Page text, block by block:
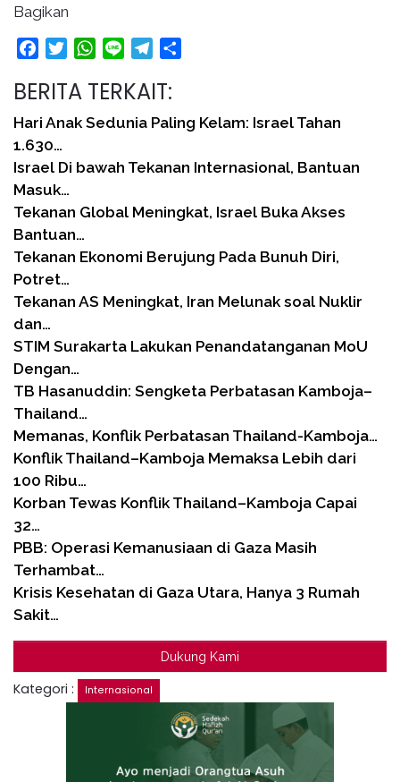
Bagikan
FacebookTwitterWhatsApp
Line Telegram
BERITA TERKAIT:
Hari Anak Sedunia Paling Kelam: Israel Tahan
1.630…
Israel Di bawah Tekanan Internasional, Bantuan
Masuk…
Tekanan Global Meningkat, Israel Buka Akses
Bantuan…
Tekanan Ekonomi Berujung Pada Bunuh Diri,
Potret…
Tekanan AS Meningkat, Iran Melunak soal Nuklir
dan…
STIM Surakarta Lakukan Penandatanganan MoU
Dengan…
TB Hasanuddin: Sengketa Perbatasan Kamboja–
Thailand…
Memanas, Konflik Perbatasan Thailand-Kamboja…
Konflik Thailand–Kamboja Memaksa Lebih dari
100 Ribu…
Korban Tewas Konflik Thailand–Kamboja Capai
32…
PBB: Operasi Kemanusiaan di Gaza Masih
Terhambat…
Krisis Kesehatan di Gaza Utara, Hanya 3 Rumah
Sakit…
Dukung Kami
Kategori : Internasional